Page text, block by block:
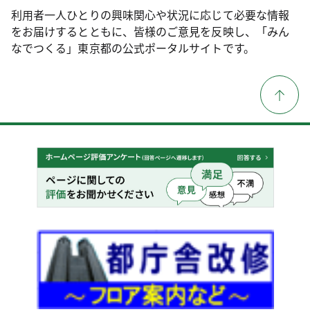
利用者一人ひとりの興味関心や状況に応じて必要な情報
をお届けするとともに、皆様のご意見を反映し、「みん
なでつくる」東京都の公式ポータルサイトです。